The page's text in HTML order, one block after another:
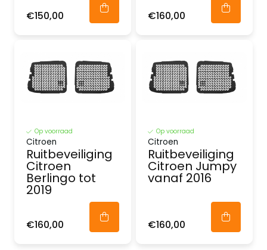
€150,00 €160,00
Op voorraad
Citroen
Ruitbeveiliging
Citroen
Berlingo tot
2019
€160,00
Op voorraad
Citroen
Ruitbeveiliging
Citroen Jumpy
vanaf 2016
€160,00